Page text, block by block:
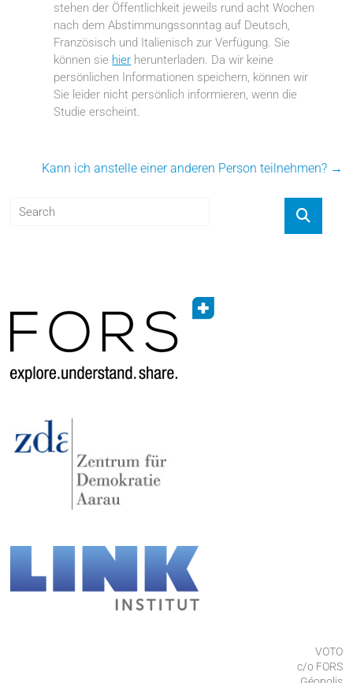
stehen der Öffentlichkeit jeweils rund acht Wochen
nach dem Abstimmungssonntag auf Deutsch,
Französisch und Italienisch zur Verfügung. Sie
können sie hier herunterladen. Da wir keine
persönlichen Informationen speichern, können wir
Sie leider nicht persönlich informieren, wenn die
Studie erscheint.
Kann ich anstelle einer anderen Person teilnehmen? →
VOTO
c/o FORS